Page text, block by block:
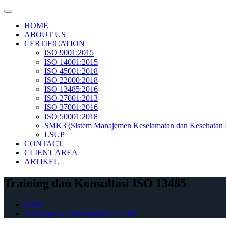
Skip
contentHOME
ABOUT US
CERTIFICATION
ISO 9001:2015
ISO 14001:2015
ISO 45001:2018
ISO 22000:2018
ISO 13485:2016
ISO 27001:2013
ISO 37001:2016
ISO 50001:2018
SMK3 (Sistem Manajemen Keselamatan dan Kesehatan
LSUP
CONTACT
CLIENT AREA
ARTIKEL
Training dan Konsultasi ISO 13485
Home
Training dan Konsultasi ISO 13485